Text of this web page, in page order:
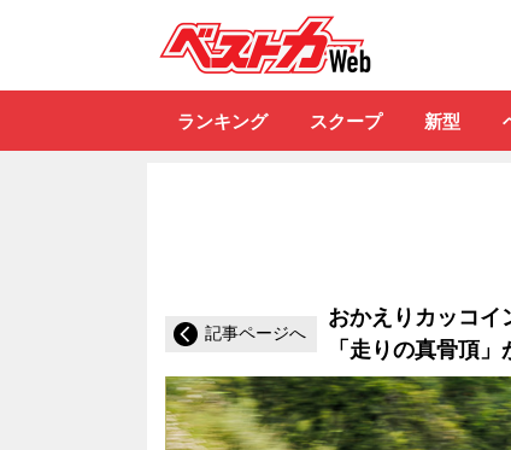
ランキング スクープ 新型
記事ページへ
おかえりカッコ
「走りの真骨頂